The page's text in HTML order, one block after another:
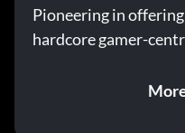
Pioneering in
hardcore gamer-